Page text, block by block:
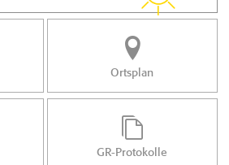
Ortsplan
GR-Protokolle